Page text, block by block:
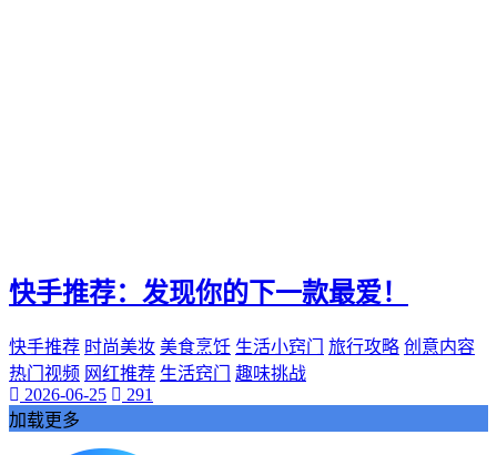
实际购买
电子邮件营销
PPC
推广工具
抖音热度爆发
揭示其背后的巨大潜力。
快手推荐：发现你的下一款最爱！
快手推荐 时尚美妆 美食烹饪 生活小窍门 旅行攻略 创意内容
热门视频 网红推荐 生活窍门
趣味挑战
2026-06-25
291
加载更多